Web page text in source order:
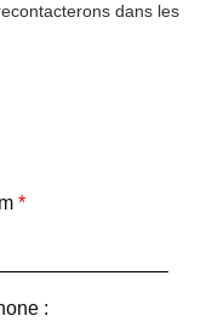
dans les
*
: